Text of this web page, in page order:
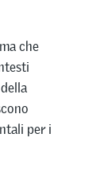
che
per i